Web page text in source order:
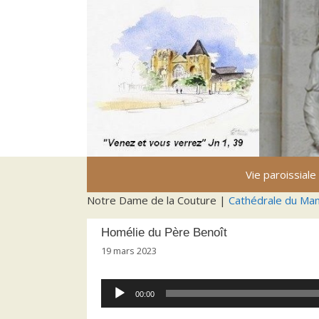
Vie paroissiale
Notre Dame de la Couture | Cathédrale du
Homélie du Père Benoît
19 mars 2023
Lecteur
audio
00:00